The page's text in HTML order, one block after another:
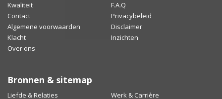
Kwaliteit
F.A.Q
Contact
Privacybeleid
Algemene voorwaarden
Disclaimer
Klacht
Inzichten
Over ons
Bronnen & sitemap
Liefde & Relaties Werk & Carrière